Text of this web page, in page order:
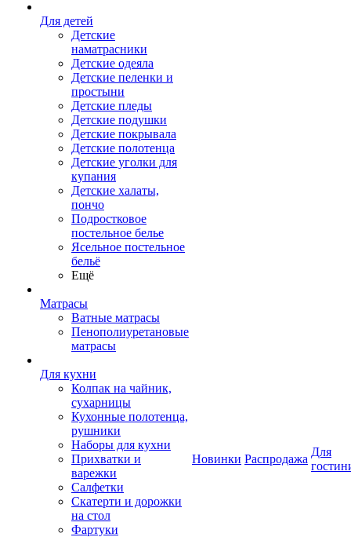
Для детей
Детские
наматрасники
Детские одеяла
Детские пеленки и
простыни
Детские пледы
Детские подушки
Детские покрывала
Детские полотенца
Детские уголки для
купания
Детские халаты,
пончо
Подростковое
постельное белье
Ясельное постельное
бельё
Ещё
Матрасы
Ватные матрасы
Пенополиуретановые
матрасы
Для кухни
Колпак на чайник,
сухарницы
Кухонные полотенца,
рушники
Наборы для кухни
Прихватки и
варежки
Салфетки
Скатерти и дорожки
на стол
Фартуки
Новинки Распродажа
Для